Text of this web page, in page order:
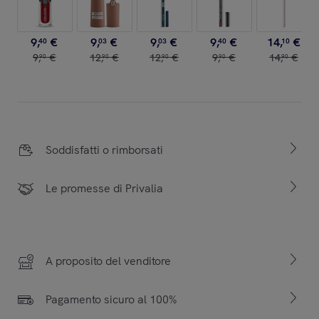
9,40 €
9,90 €
9,03 €
12,90 €
9,03 €
12,90 €
9,40 €
9,90 €
14,10 €
14,90 €
Soddisfatti o rimborsati
Le promesse di Privalia
A proposito del venditore
Pagamento sicuro al 100%